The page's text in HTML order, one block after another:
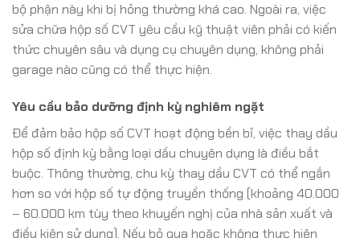
bộ phận này khi bị hỏng thường khá cao. Ngoài ra, việc
sửa chữa hộp số CVT yêu cầu kỹ thuật viên phải có kiến
thức chuyên sâu và dụng cụ chuyên dụng, không phải
garage nào cũng có thể thực hiện.
Yêu cầu bảo dưỡng định kỳ nghiêm ngặt
Để đảm bảo hộp số CVT hoạt động bền bỉ, việc thay dầu
hộp số định kỳ bằng loại dầu chuyên dụng là điều bắt
buộc. Thông thường, chu kỳ thay dầu CVT có thể ngắn
hơn so với hộp số tự động truyền thống (khoảng 40.000
– 60.000 km tùy theo khuyến nghị của nhà sản xuất và
điều kiện sử dụng). Nếu bỏ qua hoặc không thực hiện